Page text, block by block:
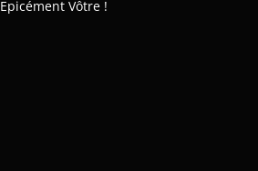
Epicément Vôtre !